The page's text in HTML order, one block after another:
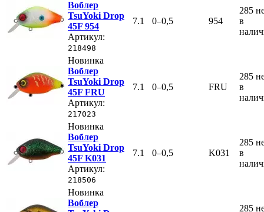
Воблер
TsuYoki Drop
45F 954
Артикул:
218498
7.1 0–0,5 954
285
в
Новинка
Воблер
TsuYoki Drop
45F FRU
Артикул:
217023
7.1 0–0,5 FRU
285
в
Новинка
Воблер
TsuYoki Drop
45F K031
Артикул:
218506
7.1 0–0,5 K031
285
в
Новинка
Воблер
285